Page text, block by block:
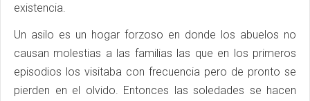
existencia.
Un asilo es un hogar forzoso en donde los abuelos no
causan molestias a las familias las que en los primeros
episodios los visitaba con frecuencia pero de pronto se
pierden en el olvido. Entonces las soledades se hacen